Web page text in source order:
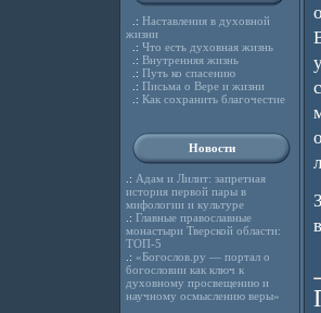
.: Наставления в духовной
жизни
.: Что есть духовная жизнь
.: Внутренняя жизнь
.: Путь ко спасению
.: Письма о Вере и жизни
.: Как сохранить благочестие
Новости
.: Адам и Лилит: запретная
история первой пары в
мифологии и культуре
.: Главные православные
монастыри Тверской области:
ТОП-5
.: «Богослов.ру — портал о
богословии как ключ к
духовному просвещению и
научному осмыслению веры»